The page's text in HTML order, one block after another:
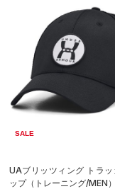
SALE
UAブリッツィング トラッ
ップ（トレーニング/MEN）